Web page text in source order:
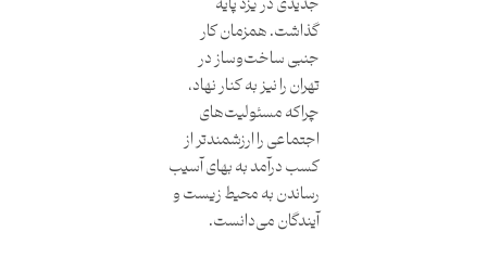
‌گذاشت. همزمان کار
جنبی ساخت‌وساز در
تهران را نیز به کنار نهاد،
چراکه مسئولیت‌های
اجتماعی را ارزشمندتر از
کسب درآمد به بهای آسیب
رساندن به محیط زیست و
آیندگان می‌دانست.